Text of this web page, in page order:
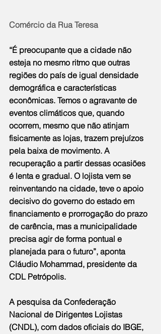
Comércio da Rua Teresa
“É preocupante que a cidade não
esteja no mesmo ritmo que outras
regiões do país de igual densidade
demográfica e características
econômicas. Temos o agravante de
eventos climáticos que, quando
ocorrem, mesmo que não atinjam
fisicamente as lojas, trazem prejuízos
pela baixa de movimento. A
recuperação a partir dessas ocasiões
é lenta e gradual. O lojista vem se
reinventando na cidade, teve o apoio
decisivo do governo do estado em
financiamento e prorrogação do prazo
de carência, mas a municipalidade
precisa agir de forma pontual e
planejada para o futuro”, aponta
Cláudio Mohammad, presidente da
CDL Petrópolis.
A pesquisa da Confederação
Nacional de Dirigentes Lojistas
(CNDL), com dados oficiais do IBGE,